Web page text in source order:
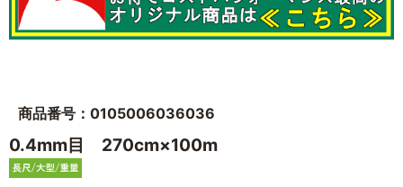
商品番号：0105006036036
0.4mm目 270cm×100m